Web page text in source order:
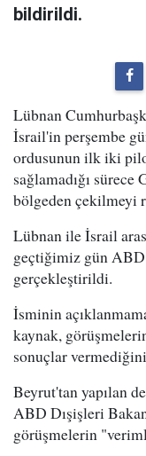
bildirildi.
Lübnan
İsrail'in perşembe
ordusunun ilk iki
sağlamadığı
bölgeden çekilmeyi
Lübnan ile İsrail
geçtiğimiz gün
gerçekleştirildi.
İsminin
kaynak,
sonuçlar
Beyrut'tan yapılan
ABD Dışişleri
görüşmelerin